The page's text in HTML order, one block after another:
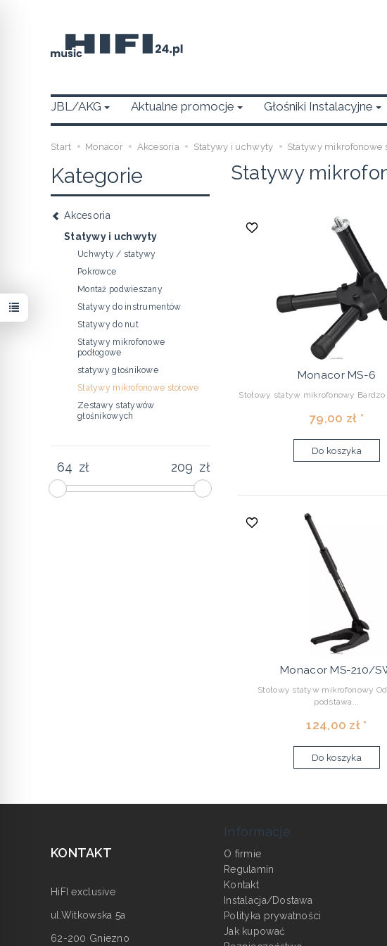
JBL/AKG Aktualne promocje Głośniki Instalacyjne
Start Monacor Akcesoria Statywy i uchwyty Statywy mikrofonowe
Statywy
Monacor MS-6
Stołowy statyw mikrofonowy
79,00 zł *
Do koszyka
Monacor MS-210/
Stołowy statyw mikrofonowy
podstawa...
124,00 zł *
Do koszyka
Kategorie
Akcesoria
Statywy i uchwyty
Uchwyty / statywy
Pokrowce
Montaż podwieszany
Statywy do instrumentów
Statywy do nut
Statywy mikrofonowe
podłogowe
statywy głośnikowe
Statywy mikrofonowe stołowe
Zestawy statywów
głośnikowych
zł zł
KONTAKT
HiFI exclusive
ul.Witkowska 5a
62-200 Gniezno
Informacje
O firmie
Regulamin
Kontakt
Instalacja/Dostawa
Polityka prywatności
Jak kupować